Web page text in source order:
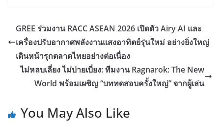
GREE ร่วมงาน RACC ASEAN 2026 เปิดตัว Airy AI และ
เครื่องปรับอากาศพลังงานแสงอาทิตย์รุ่นใหม่ อย่างยิ่งใหญ่
เดินหน้ารุกตลาดไทยอย่างต่อเนื่อง
ไม่หลบเลี่ยง ไม่บ่ายเบี่ยง: ทีมงาน Ragnarok: The New
World พร้อมเผชิญ “บททดสอบครั้งใหญ่” จากผู้เล่น
You May Also Like